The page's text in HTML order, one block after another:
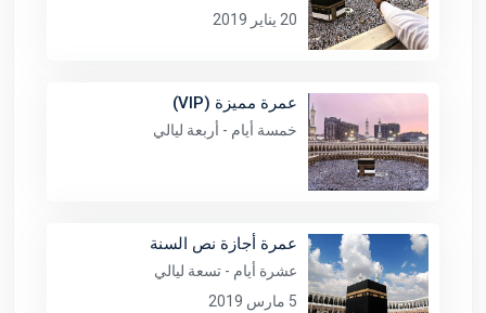
20 يناير 2019
عمرة مميزة (VIP)
خمسة أيام - أربعة ليالي
عمرة أجازة نص السنة
عشرة أيام - تسعة ليالي
5 مارس 2019